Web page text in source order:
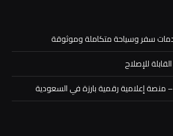
سفر وسياحة متكاملة وموثوقة
للإصلاح
– منصة إعلامية رقمية بارزة في السعودية